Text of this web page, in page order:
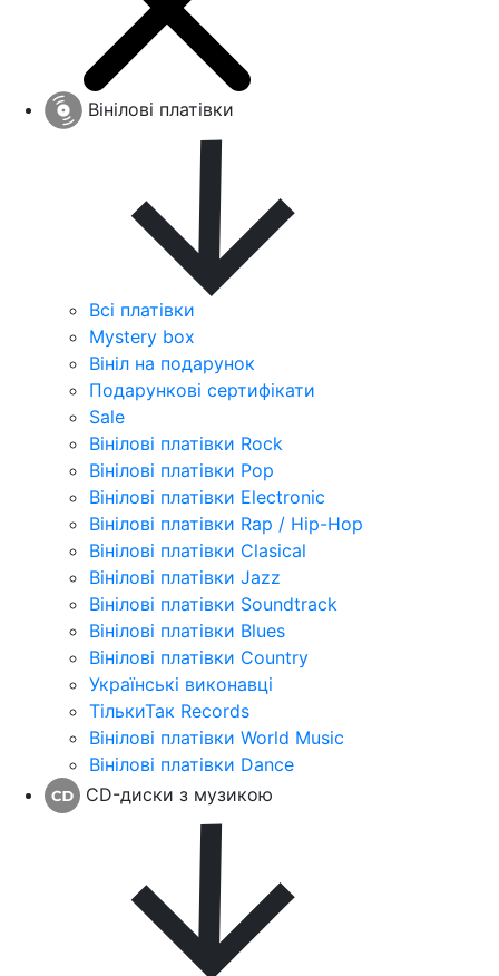
Вінілові платівки
Всі платівки
Mystery box
Вініл на подарунок
Подарункові сертифікати
Sale
Вінілові платівки Rock
Вінілові платівки Pop
Вінілові платівки Electronic
Вінілові платівки Rap / Hip-Hop
Вінілові платівки Clasical
Вінілові платівки Jazz
Вінілові платівки Soundtrack
Вінілові платівки Blues
Вінілові платівки Country
Українські виконавці
ТількиТак Records
Вінілові платівки World Music
Вінілові платівки Dance
CD-диски з музикою